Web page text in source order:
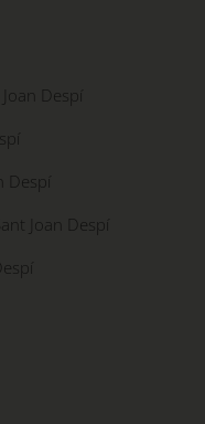
Despí
Despí
Joan Despí